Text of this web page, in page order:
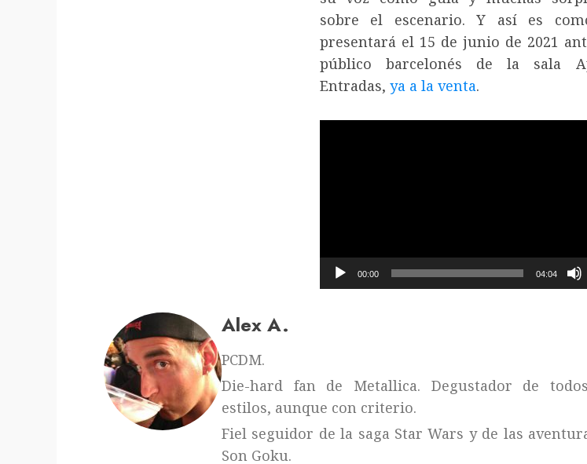
sobre el escenario. Y así es
presentará el 15 de junio de 2021
público barcelonés de la sala
Entradas, ya a la venta.
00:00 04:04
Alex A.
PCDM.
Die-hard fan de Metallica. Degustador de
estilos, aunque con criterio.
Fiel seguidor de la saga Star Wars y de las
Son Goku.